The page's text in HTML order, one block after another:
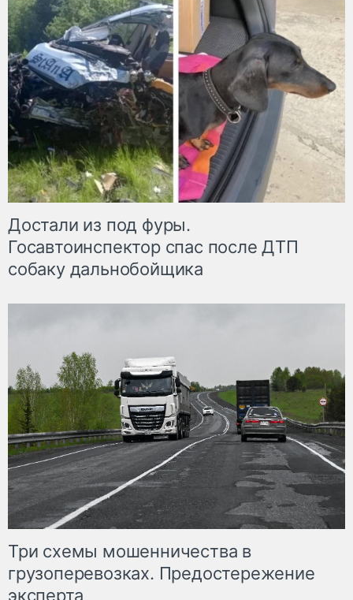
Достали из под фуры.
Госавтоинспектор спас после ДТП
собаку дальнобойщика
Три схемы мошенничества в
грузоперевозках. Предостережение
эксперта